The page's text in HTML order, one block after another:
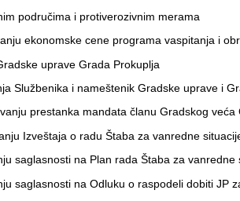
područima i protiverozivnim merama
ekonomske cene programa vaspitanja i
uprave Grada Prokuplja
Službenika i nameštenik Gradske uprave i
prestanka mandata članu Gradskog veća
Izveštaja o radu Štaba za vanredne
saglasnosti na Plan rada Štaba za
saglasnosti na Odluku o raspodeli dobiti JP